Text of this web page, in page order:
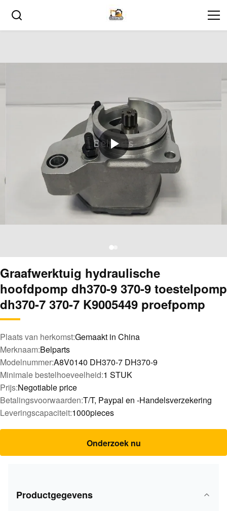
Graafwerktuig hydraulische
hoofdpomp dh370-9 370-9 toestelpomp
dh370-7 370-7 K9005449 proefpomp
Plaats van herkomst:Gemaakt in China
Merknaam:Belparts
Modelnummer:A8V0140 DH370-7 DH370-9
Minimale bestelhoeveelheid:1 STUK
Prijs:Negotiable price
Betalingsvoorwaarden:T/T, Paypal en -Handelsverzekering
Leveringscapaciteit:1000pieces
Onderzoek nu
Productgegevens